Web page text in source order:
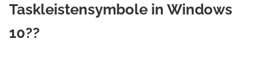
Taskleistensymbole in Windows
10??